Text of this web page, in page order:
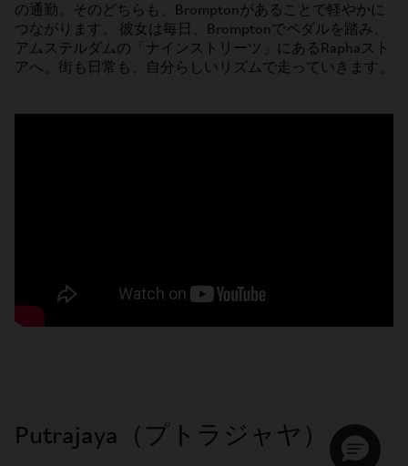
の通勤。そのどちらも、Bromptonがあることで軽やかに
つながります。 彼女は毎日、Bromptonでペダルを踏み、
アムステルダムの「ナインストリーツ」にあるRaphaスト
アへ。街も日常も、自分らしいリズムで走っていきます。
Putrajaya（プトラジャヤ）